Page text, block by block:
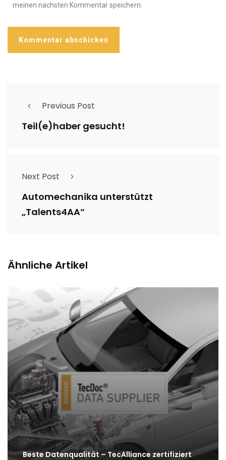
meinen nächsten Kommentar speichern.
Previous Post
Teil(e)haber gesucht!
Next Post
Automechanika unterstützt
„Talents4AA“
Ähnliche Artikel
Beste Datenqualität – TecAlliance zertifiziert